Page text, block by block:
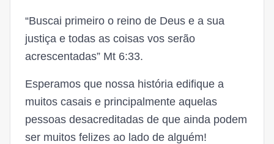
“Buscai primeiro o reino de Deus e a sua
justiça e todas as coisas vos serão
acrescentadas” Mt 6:33.
Esperamos que nossa história edifique a
muitos casais e principalmente aquelas
pessoas desacreditadas de que ainda podem
ser muitos felizes ao lado de alguém!